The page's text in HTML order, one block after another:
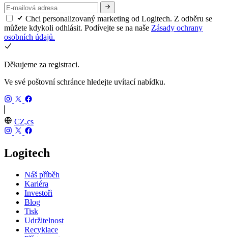
Chci personalizovaný marketing od Logitech. Z odběru se
můžete kdykoli odhlásit. Podívejte se na naše Zásady ochrany
osobních údajů.
Děkujeme za registraci.
Ve své poštovní schránce hledejte uvítací nabídku.
CZ,cs
Logitech
Náš příběh
Kariéra
Investoři
Blog
Tisk
Udržitelnost
Recyklace